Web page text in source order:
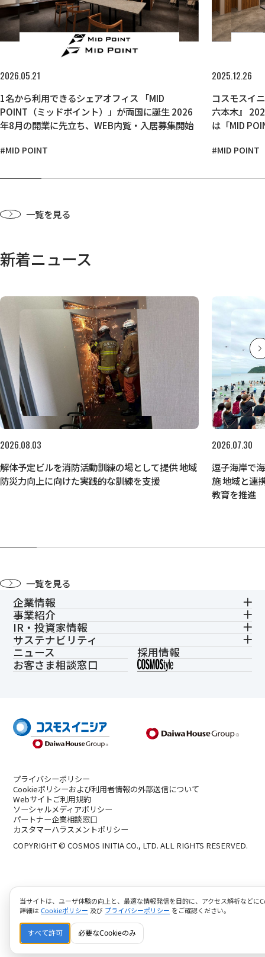
2026.05.21
1名から利用できるシェアオフィス 「MID
POINT（ミッドポイント）」が両国に誕生 2026
年8月の開業に先立ち、WEB内覧・入居募集開始
#MID POINT
2025.12.26
コスモスイ
六本木』 2025年12月19日オープン 2026年3月に
は「MID
#MID POINT
一覧を見る
新着ニュース
2026.08.03
解体予定ビルを消防活動訓練の場として提供 地域
防災力向上に向けた実践的な訓練を支援
2026.07.30
逗子海岸で
施 地域と連
教育を推進
一覧を見る
企業情報
事業紹介
IR・投資家情報
サステナビリティ
ニュース
採用情報
お客さま相談窓口
プライバシーポリシー
Cookieポリシーおよび利用者情報の外部送信について
Webサイトご利用規約
ソーシャルメディアポリシー
パートナー企業相談窓口
カスタマーハラスメントポリシー
COPYRIGHT © COSMOS INITIA CO., LTD. ALL RIGHTS RESERVED.
当サイトは、ユーザ体験の向上と、最適な情報発信を目的に、アクセス解析などに
詳細は Cookieポリシー 及び プライバシーポリシー をご確認ください。
すべて許可 必要なCookieのみ